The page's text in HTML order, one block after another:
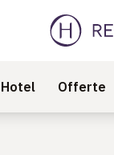
Hotel Offerte